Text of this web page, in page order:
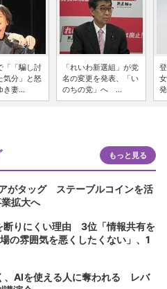
「「騙し討
気分」と怒
き妻...
「れいわ新選組」が党
名の変更を発表、「い
のちの党」へ ...
もっと見る
がタッグ ステーブルコインを活
拡大へ
断りにくい理由 3位「情報共有を
の雰囲気を悪くしたくない」、1
、AIを使える人に奪われる レバ